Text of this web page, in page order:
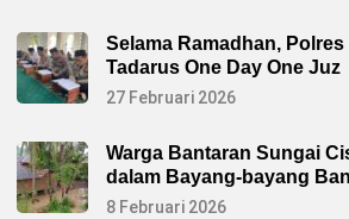
Selama Ramadhan,
Tadarus One Day One Juz
27 Februari 2026
Warga Bantaran Sungai
dalam Bayang-bayang
8 Februari 2026